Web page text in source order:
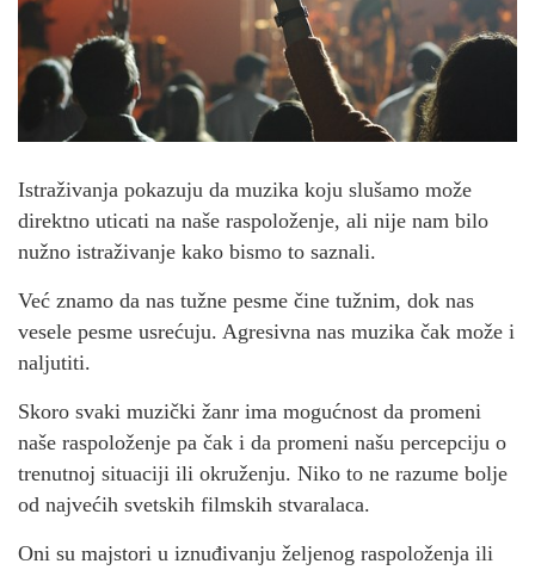
Istraživanja pokazuju da muzika koju slušamo može
direktno uticati na naše raspoloženje, ali nije nam bilo
nužno istraživanje kako bismo to saznali.
Već znamo da nas tužne pesme čine tužnim, dok nas
vesele pesme usrećuju. Agresivna nas muzika čak može i
naljutiti.
Skoro svaki muzički žanr ima mogućnost da promeni
naše raspoloženje pa čak i da promeni našu percepciju o
trenutnoj situaciji ili okruženju. Niko to ne razume bolje
od najvećih svetskih filmskih stvaralaca.
Oni su majstori u iznuđivanju željenog raspoloženja ili